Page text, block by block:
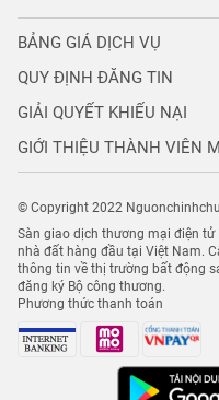
BẢNG GIÁ DỊCH VỤ
QUY ĐỊNH ĐĂNG TIN
GIẢI QUYẾT KHIẾU NẠI
GIỚI THIỆU THÀNH VIÊN
© Copyright 2022
Sàn giao dịch thương mại điện
nhà đất hàng đầu tại Việt Nam.
thông tin về thị trường bất động
đăng ký Bộ công thương.
Phương thức thanh toán